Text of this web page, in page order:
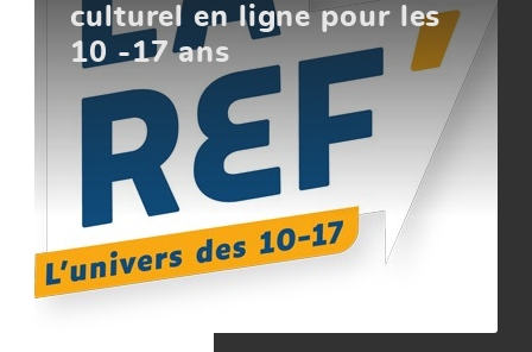
culturel en ligne pour les
10 -17 ans